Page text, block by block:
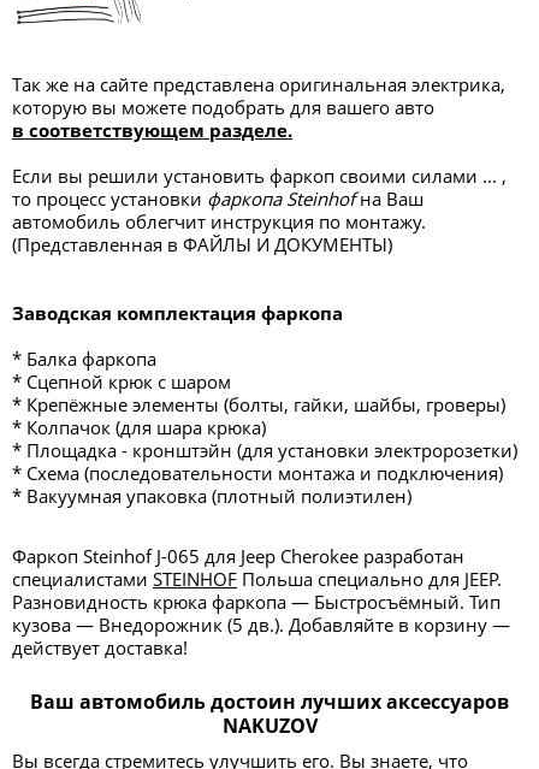
Так же на сайте представлена оригинальная электрика,
которую вы можете подобрать для вашего авто
в соответствующем разделе.
Если вы решили установить фаркоп своими силами ... ,
то процесс установки фаркопа Steinhofна Ваш
автомобиль облегчит инструкция по монтажу.
(Представленная в ФАЙЛЫ И ДОКУМЕНТЫ)
Заводская комплектация фаркопа
* Балка фаркопа
* Сцепной крюк с шаром
* Крепёжные элементы (болты, гайки, шайбы, гроверы)
* Колпачок (для шара крюка)
* Площадка - кронштэйн (для установки электророзетки)
* Схема (последовательности монтажа и подключения)
* Вакуумная упаковка (плотный полиэтилен)
Фаркоп Steinhof J-065 для Jeep Cherokee разработан
специалистами STEINHOF Польша специально для JEEP.
Разновидность крюка фаркопа — Быстросъёмный. Тип
кузова — Внедорожник (5 дв.). Добавляйте в корзину —
действует доставка!
Ваш автомобиль достоин лучших аксессуаров
NAKUZOV
Вы всегда стремитесь улучшить его. Вы знаете, что